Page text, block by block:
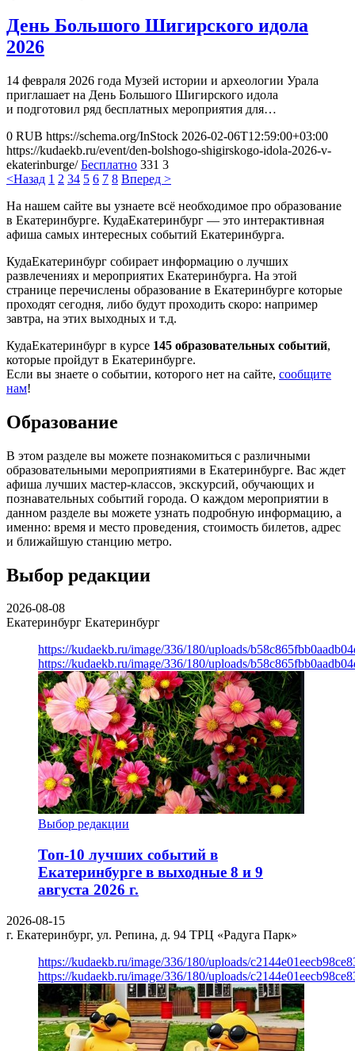
День Большого Шигирского идола
2026
14 февраля 2026 года Музей истории и археологии Урала
приглашает на День Большого Шигирского идола
и подготовил ряд бесплатных мероприятия для…
0 RUB https://schema.org/InStock 2026-02-06T12:59:00+03:00
https://kudaekb.ru/event/den-bolshogo-shigirskogo-idola-2026-v-
ekaterinburge/ Бесплатно 331 3
<Назад 1 2 34 5 6 7 8 Вперед >
На нашем сайте вы узнаете всё необходимое про образование
в Екатеринбурге. КудаЕкатеринбург — это интерактивная
афиша самых интересных событий Екатеринбурга.
КудаЕкатеринбург собирает информацию о лучших
развлечениях и мероприятих Екатеринбурга. На этой
странице перечислены образование в Екатеринбурге которые
проходят сегодня, либо будут проходить скоро: например
завтра, на этих выходных и т.д.
КудаЕкатеринбург в курсе 145 образовательных событий,
которые пройдут в Екатеринбурге.
Если вы знаете о событии, которого нет на сайте, сообщите
нам!
Образование
В этом разделе вы можете познакомиться с различными
образовательными мероприятиями в Екатеринбурге. Вас ждет
афиша лучших мастер-классов, экскурсий, обучающих и
познавательных событий города. О каждом мероприятии в
данном разделе вы можете узнать подробную информацию, а
именно: время и место проведения, стоимость билетов, адрес
и ближайшую станцию метро.
Выбор редакции
2026-08-08
Екатеринбург Екатеринбург
https://kudaekb.ru/image/336/180/uploads/
https://kudaekb.ru/image/336/180/uploads/
Выбор редакции
Топ-10 лучших событий в
Екатеринбурге в выходные 8 и 9
августа 2026 г.
2026-08-15
г. Екатеринбург, ул. Репина, д. 94 ТРЦ «Радуга Парк»
https://kudaekb.ru/image/336/180/uploads/
https://kudaekb.ru/image/336/180/uploads/